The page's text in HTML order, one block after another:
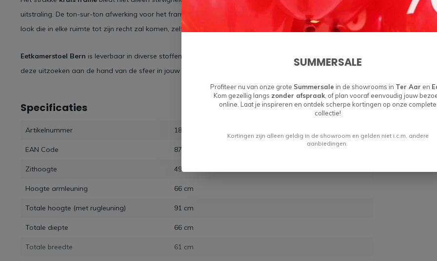
uitstraling. De ton-sur-ton afwerking voor het frame in combinatie met de stofkleur, zorgt voor een rustige
look die in elke ruimte tot zijn recht zal komen, zelfs in de donkere tinten.
Eetkamerstoel Bern is leverbaar in diverse stoffen en staal kleuren voor het onderstel, op die manier kan je
deze uitzoeken aan de hand van de sfeer in jouw interieur. Een echte combi van elegantie & functionaliteit!
Specificaties
Artikelnummer 18010065
EAN Code 8718885279160
Zithoogte 49 cm
Hoogte armleuning 66 cm
Totale hoogte (met rugleuning) 91 cm
Totale diepte 66 cm
Totale breedte 61 cm
SUMMERSALE
Profiteer nu van onze grote Summersale in de showrooms in Ter Aar en
Kom gezellig langs zonder afspraak , of plan vooraf eenvoudig jouw
online. Laat je inspireren en ontdek scherpe kortingen op onze complete
collectie!
Kortingen zijn alleen geldig in de showroom en gelden niet i.c.m. andere
aanbiedingen.